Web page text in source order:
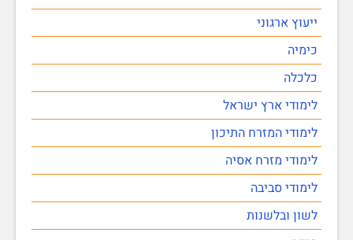
ייעוץ ארגוני
כימיה
כלכלה
לימודי ארץ ישראל
לימודי המזרח התיכון
לימודי מזרח אסיה
לימודי סביבה
לשון ובלשנות